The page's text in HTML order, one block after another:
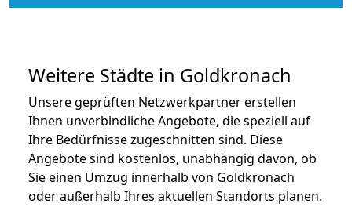
Weitere Städte in Goldkronach
Unsere geprüften Netzwerkpartner erstellen
Ihnen unverbindliche Angebote, die speziell auf
Ihre Bedürfnisse zugeschnitten sind. Diese
Angebote sind kostenlos, unabhängig davon, ob
Sie einen Umzug innerhalb von Goldkronach
oder außerhalb Ihres aktuellen Standorts planen.